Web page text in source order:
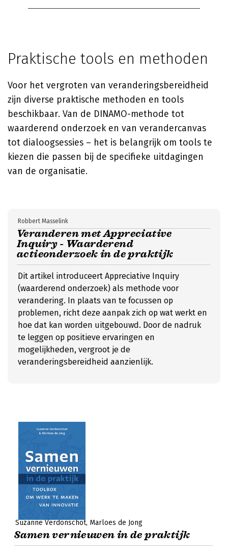
Praktische tools en methoden
Voor het vergroten van veranderingsbereidheid
zijn diverse praktische methoden en tools
beschikbaar. Van de DINAMO-methode tot
waarderend onderzoek en van verandercanvas
tot dialoogsessies – het is belangrijk om tools te
kiezen die passen bij de specifieke uitdagingen
van de organisatie.
Veranderen met Appreciative
Inquiry - Waarderend
actieonderzoek in de praktijk
Robbert Masselink
Dit artikel introduceert Appreciative Inquiry
(waarderend onderzoek) als methode voor
verandering. In plaats van te focussen op
problemen, richt deze aanpak zich op wat werkt en
hoe dat kan worden uitgebouwd. Door de nadruk
te leggen op positieve ervaringen en
mogelijkheden, vergroot je de
veranderingsbereidheid aanzienlijk.
Suzanne Verdonschot Marloes de Jong
Samen vernieuwen in de praktijk